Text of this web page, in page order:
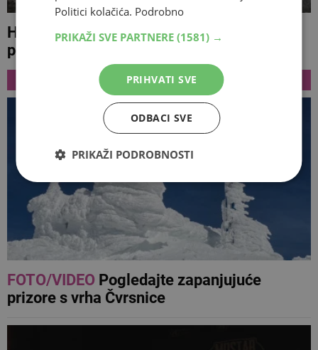
Hercegovina dobila novi vidikovac,
pogledajte što su napravili GangoROhodci
NAJNOVIJE
FOTO/VIDEOPogledajte zapanjujuće
prizore s vrha Čvrsnice
Politici kolačića. Podrobno
PRIKAŽI SVE PARTNERE (1581) →
PRIHVATI SVE
ODBACI SVE
PRIKAŽI PODROBNOSTI